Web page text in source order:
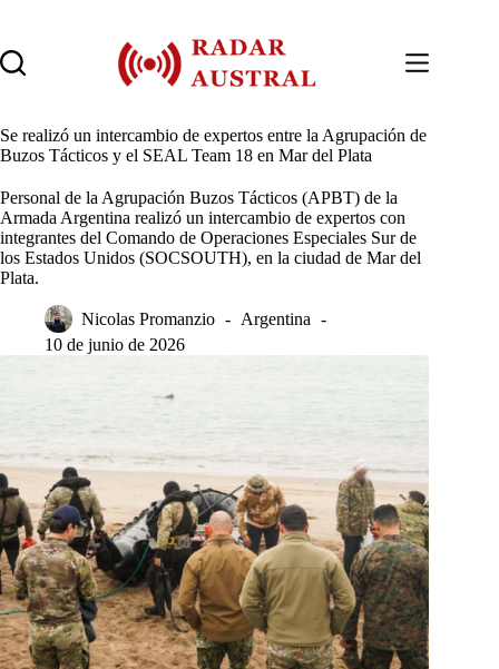
contenido
Se realizó un intercambio de expertos entre la Agrupación de
Buzos Tácticos y el SEAL Team 18 en Mar del Plata
Personal de la Agrupación Buzos Tácticos (APBT) de la
Armada Argentina realizó un intercambio de expertos con
integrantes del Comando de Operaciones Especiales Sur de
los Estados Unidos (SOCSOUTH), en la ciudad de Mar del
Plata.
Nicolas Promanzio
Argentina
10 de junio de 2026